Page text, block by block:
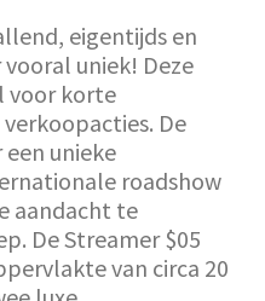
eigentijds en
uniek! Deze
voor korte
De
unieke
roadshow
aandacht te
De Streamer $05
van circa 20